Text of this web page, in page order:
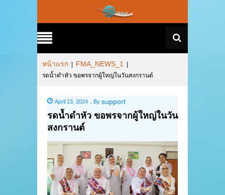
หน้าแรก FMA_NEWS_1
รดน้ำดำหัว ขอพรจากผู้ใหญ่ในวันสงกรานต์
April 13, 2024 By support
รดน้ำดำหัว ขอพรจากผู้ใหญ่ในวัน
สงกรานต์